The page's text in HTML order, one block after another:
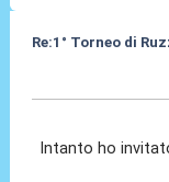
Re:1° Torneo di
Intanto ho